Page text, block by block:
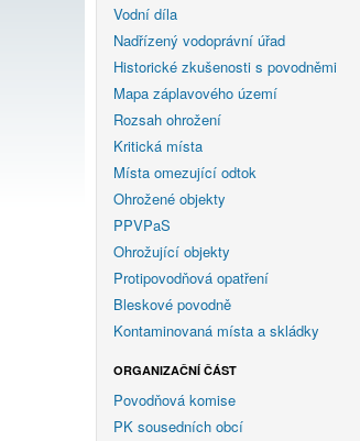
Vodní díla
Nadřízený vodoprávní úřad
Historické zkušenosti s povodněmi
Mapa záplavového území
Rozsah ohrožení
Kritická místa
Místa omezující odtok
Ohrožené objekty
PPVPaS
Ohrožující objekty
Protipovodňová opatření
Bleskové povodně
Kontaminovaná místa a skládky
ORGANIZAČNÍ ČÁST
Povodňová komise
PK sousedních obcí